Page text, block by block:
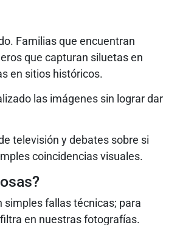
Familias que encuentran
que capturan siluetas en
en sitios históricos.
las imágenes sin lograr dar
televisión y debates sobre si
coincidencias visuales.
simples fallas técnicas; para
en nuestras fotografías.